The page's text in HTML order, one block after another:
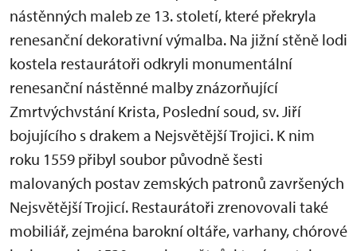
nástěnných maleb ze 13. století, které překryla
renesanční dekorativní výmalba. Na jižní stěně lodi
kostela restaurátoři odkryli monumentální
renesanční nástěnné malby znázorňující
Zmrtvýchvstání Krista, Poslední soud, sv. Jiří
bojujícího s drakem a Nejsvětější Trojici. K nim
roku 1559 přibyl soubor původně šesti
malovaných postav zemských patronů završených
Nejsvětější Trojicí. Restaurátoři zrenovovali také
mobiliář, zejména barokní oltáře, varhany, chórové